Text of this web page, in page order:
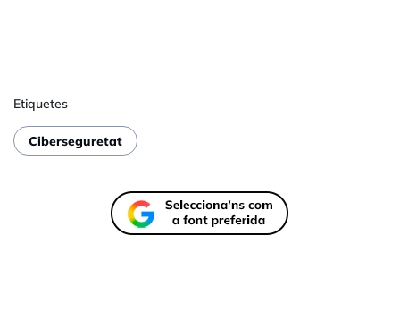
Etiquetes
Ciberseguretat